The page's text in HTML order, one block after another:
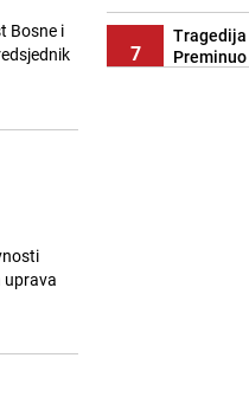
Bosne i
uprava
7